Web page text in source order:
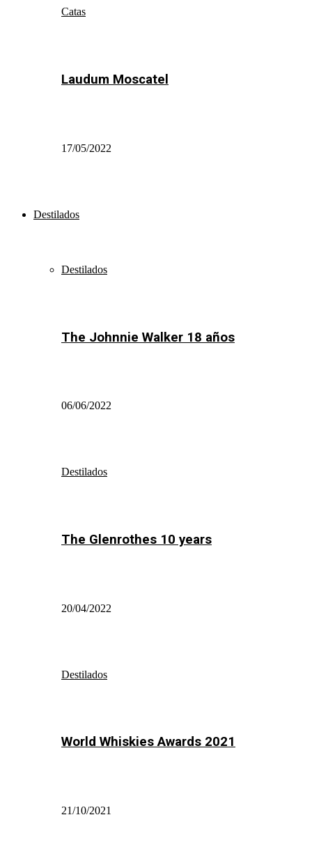
Catas
Laudum Moscatel
17/05/2022
Destilados
Destilados
The Johnnie Walker 18 años
06/06/2022
Destilados
The Glenrothes 10 years
20/04/2022
Destilados
World Whiskies Awards 2021
21/10/2021